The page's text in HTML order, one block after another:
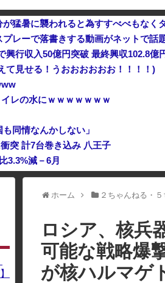
猛暑に襲われると為すすべべもな
レーで落書きする動画がネットで話
行収入50億円突破 最終興収102.8億
見せる！うおおおおおお！！！！)
レの水にｗｗｗｗｗｗｗ
同情なんかしない」
突 計7台巻き込み 八王子
3.3%減－6月
量子エンジンが回った！
している場合、一部のコンテンツが表示
ホーム ２ちゃんねる・
ロシア、核兵
可能な戦略爆
が核ハルマゲ